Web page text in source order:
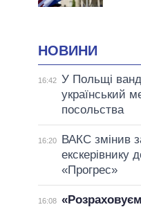
НОВИНИ
16:42 У Польщі
український
посольства
16:20
ВАКС змінив
екскерівнику
«Прогрес»
16:08